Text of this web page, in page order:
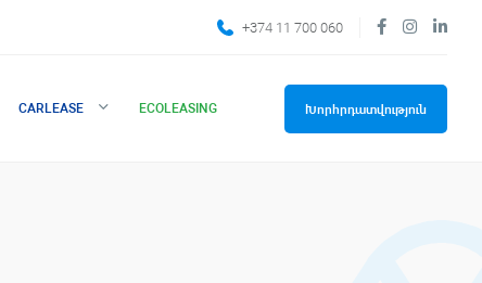
+374 11 700 060
CARLEASE ECOLEASING Խորհրդատվություն